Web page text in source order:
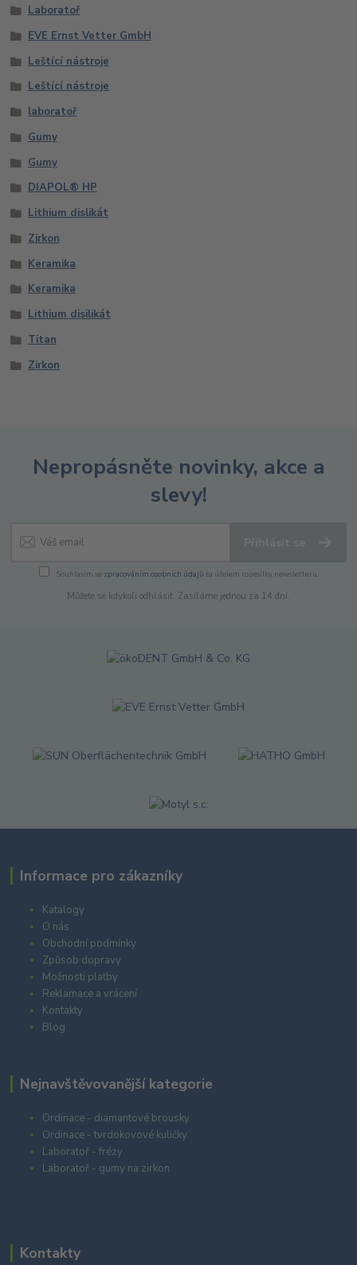
Laboratoř
EVE Ernst Vetter GmbH
Leštící nástroje
Leštící nástroje
laboratoř
Gumy
Gumy
DIAPOL® HP
Lithium dislikát
Zirkon
Keramika
Keramika
Lithium disilikát
Titan
Zirkon
Nepropásněte novinky, akce a
slevy!
Souhlasím se zpracováním osobních údajůza účelem rozesílky newsletteru.
Můžete se kdykoli odhlásit. Zasíláme jednou za 14 dní.
Informace pro zákazníky
Katalogy
O nás
Obchodní podmínky
Způsob dopravy
Možnosti platby
Reklamace a vrácení
Kontakty
Blog
Nejnavštěvovanější kategorie
Ordinace - diamantové brousky
Ordinace - tvrdokovové kuličky
Laboratoř - frézy
Laboratoř - gumy na zirkon
Kontakty